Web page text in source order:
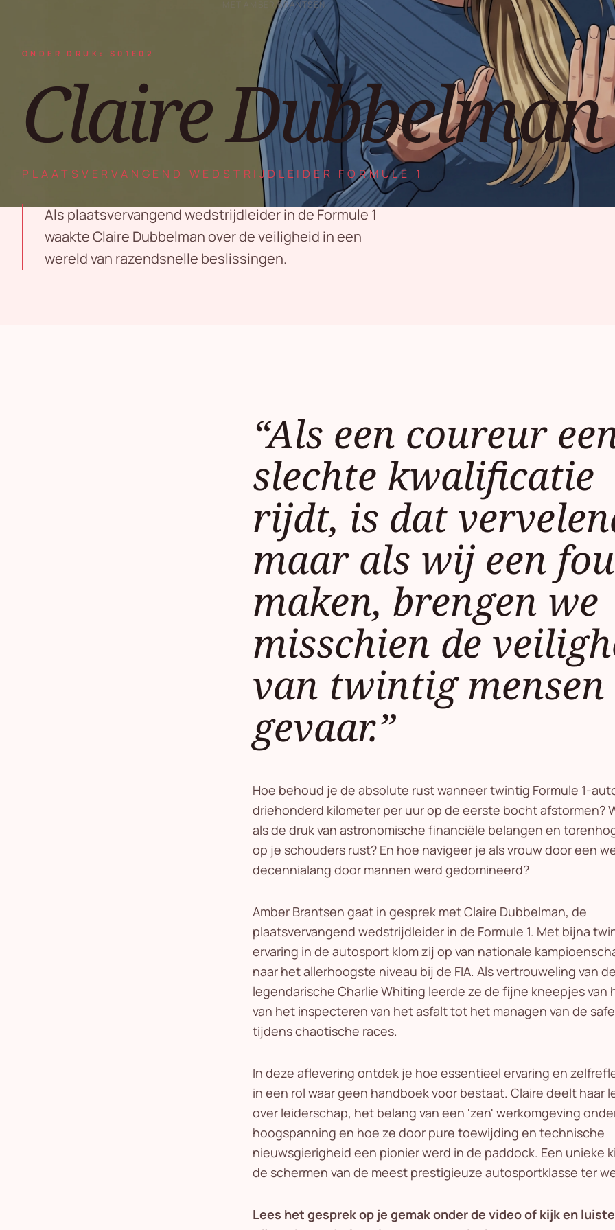
MET AMBER BRANTSEN
ONDER DRUK: S01E02
Claire Dubbelman
PLAATSVERVANGEND WEDSTRIJDLEIDER FORMULE 1
Als plaatsvervangend wedstrijdleider in de Formule 1
waakte Claire Dubbelman over de veiligheid in een
wereld van razendsnelle beslissingen.
“Als een coureur
slechte kwalificatie
rijdt, is dat
maar als wij een
maken, brengen we
misschien de
van twintig
gevaar.”
Hoe behoud je de absolute rust wanneer twintig Formule 1-
driehonderd kilometer per uur op de eerste bocht afstormen?
als de druk van astronomische financiële belangen en
op je schouders rust? En hoe navigeer je als vrouw door een
decennialang door mannen werd gedomineerd?
Amber Brantsen gaat in gesprek met Claire Dubbelman, de
plaatsvervangend wedstrijdleider in de Formule 1. Met bijna
ervaring in de autosport klom zij op van nationale
naar het allerhoogste niveau bij de FIA. Als vertrouweling van de
legendarische Charlie Whiting leerde ze de fijne kneepjes van
van het inspecteren van het asfalt tot het managen van de
tijdens chaotische races.
In deze aflevering ontdek je hoe essentieel ervaring en
in een rol waar geen handboek voor bestaat. Claire deelt haar
over leiderschap, het belang van een 'zen' werkomgeving
hoogspanning en hoe ze door pure toewijding en technische
nieuwsgierigheid een pionier werd in de paddock. Een unieke
de schermen van de meest prestigieuze autosportklasse ter
Lees het gesprek op je gemak onder de video of kijk en